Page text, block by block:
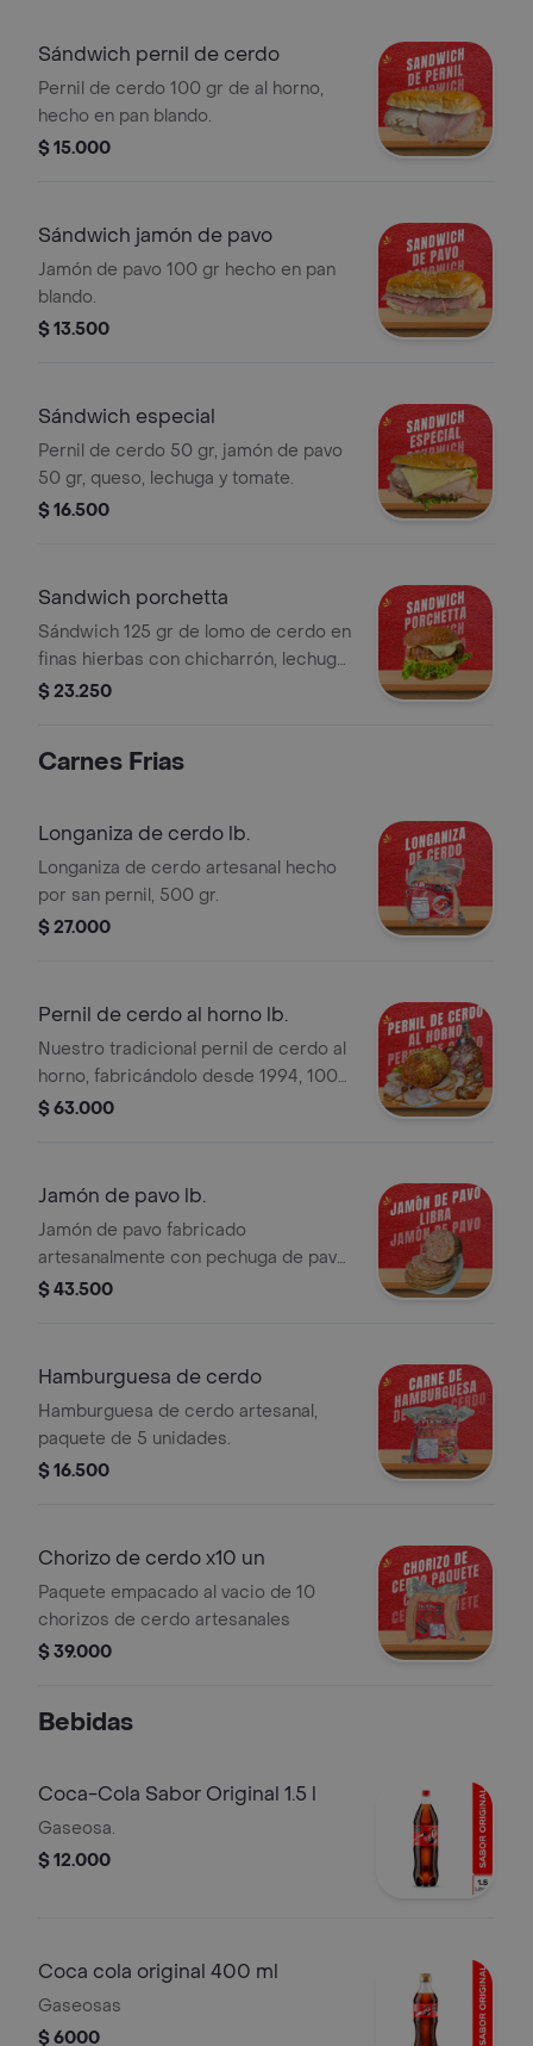
Sándwich pernil de cerdo
Pernil de cerdo 100 gr de al horno,
hecho en pan blando.
$ 15.000
Sándwich jamón de pavo
Jamón de pavo 100 gr hecho en pan
blando.
$ 13.500
Sándwich especial
Pernil de cerdo 50 gr, jamón de pavo
50 gr, queso, lechuga y tomate.
$ 16.500
Sandwich porchetta
Sándwich 125 gr de lomo de cerdo en
finas hierbas con chicharrón, lechuga,
tomate y queso.
$ 23.250
Carnes Frias
Longaniza de cerdo lb.
Longaniza de cerdo artesanal hecho
por san pernil, 500 gr.
$ 27.000
Pernil de cerdo al horno lb.
Nuestro tradicional pernil de cerdo al
horno, fabricándolo desde 1994, 100
natural. 500 gr .
$ 63.000
Jamón de pavo lb.
Jamón de pavo fabricado
artesanalmente con pechuga de pavo
y verduras.
$ 43.500
Hamburguesa de cerdo
Hamburguesa de cerdo artesanal,
paquete de 5 unidades.
$ 16.500
Chorizo de cerdo x10 un
Paquete empacado al vacio de 10
chorizos de cerdo artesanales
$ 39.000
Bebidas
Coca-Cola Sabor Original 1.5 l
Gaseosa.
$ 12.000
Coca cola original 400 ml
Gaseosas
$ 6000